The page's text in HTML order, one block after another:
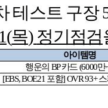
테스트 구장
목) 정기점검
아이템명
행운의 BP카드 (6000만
[EBS, BOE21 포함] OVR 93+